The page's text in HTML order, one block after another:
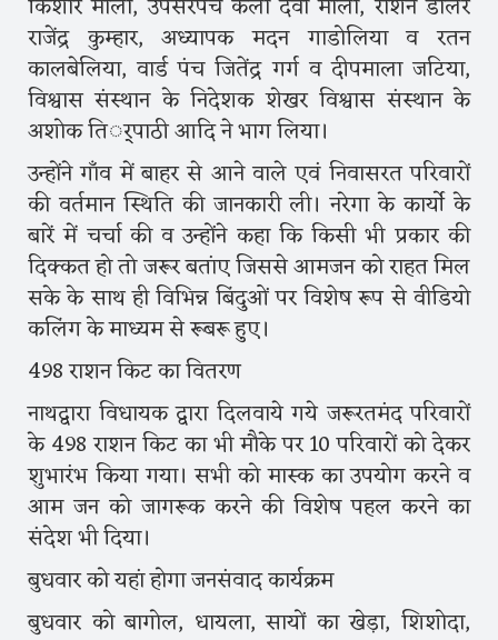
राजेंद्र कुम्हार, अध्यापक मदन गाडोलिया व रतन
कालबेलिया, वार्ड पंच जितेंद्र गर्ग व दीपमाला जटिया,
विश्वास संस्थान के निदेशक शेखर विश्वास संस्थान के
अशोक तिर््पाठी आदि ने भाग लिया।
उन्होंने गाँव में बाहर से आने वाले एवं निवासरत परिवारों
की वर्तमान स्थिति की जानकारी ली। नरेगा के कार्यो के
बारें में चर्चा की व उन्होंने कहा कि किसी भी प्रकार की
दिक्कत हो तो जरूर बतांए जिससे आमजन को राहत मिल
सके के साथ ही विभिन्न बिंदुओं पर विशेष रूप से वीडियो
कलिंग के माध्यम से रूबरू हुए।
498 राशन किट का वितरण
नाथद्वारा विधायक द्वारा दिलवाये गये जरूरतमंद परिवारों
के 498 राशन किट का भी मौके पर 10 परिवारों को देकर
शुभारंभ किया गया। सभी को मास्क का उपयोग करने व
आम जन को जागरूक करने की विशेष पहल करने का
संदेश भी दिया।
बुधवार को यहां होगा जनसंवाद कार्यक्रम
बुधवार को बागोल, धायला, सायों का खेड़ा, शिशोदा,